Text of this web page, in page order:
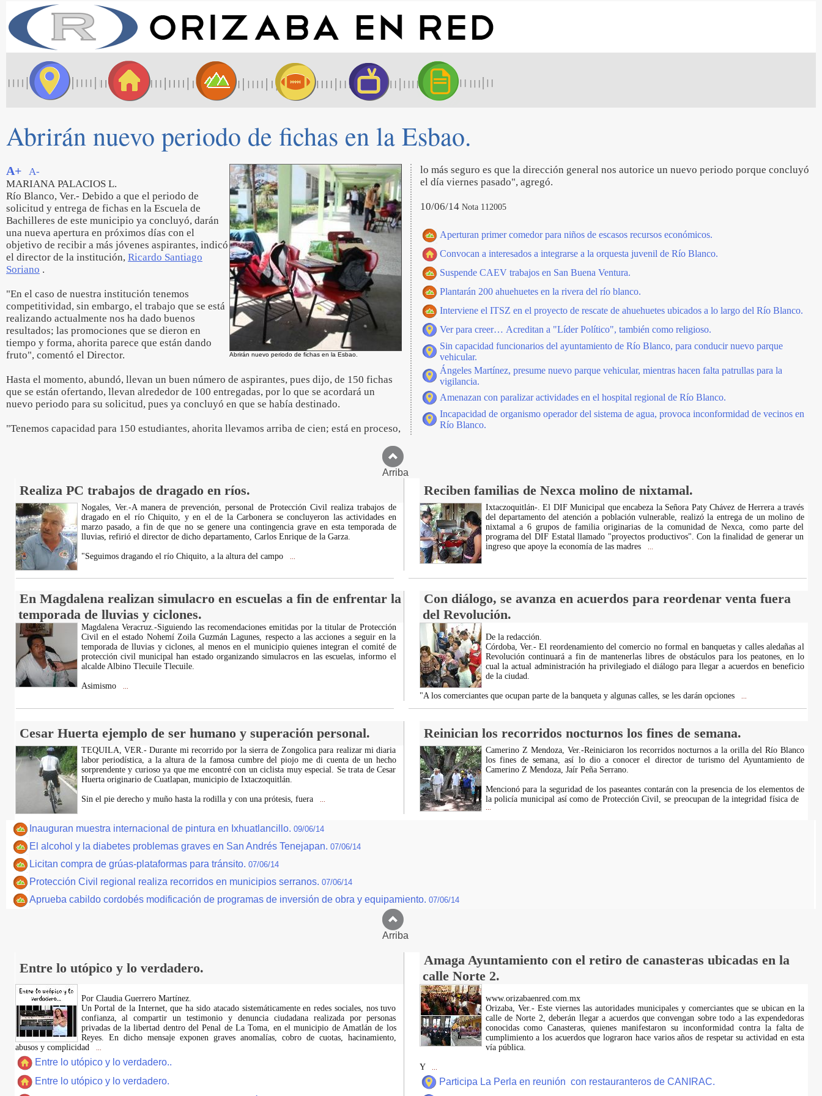
Abrirán nuevo periodo de fichas en la Esbao.
Abrirán nuevo periodo de fichas en la Esbao.
A+
A-
MARIANA PALACIOS L.
Río Blanco, Ver.- Debido a que el periodo de
solicitud y entrega de fichas en la Escuela de
Bachilleres de este municipio ya concluyó, darán
una nueva apertura en próximos días con el
objetivo de recibir a más jóvenes aspirantes, indicó
el director de la institución, Ricardo Santiago
Soriano .
"En el caso de nuestra institución tenemos
competitividad, sin embargo, el trabajo que se está
realizando actualmente nos ha dado buenos
resultados; las promociones que se dieron en
tiempo y forma, ahorita parece que están dando
fruto", comentó el Director.
Hasta el momento, abundó, llevan un buen número de aspirantes, pues dijo, de 150 fichas
que se están ofertando, llevan alrededor de 100 entregadas, por lo que se acordará un
nuevo periodo para su solicitud, pues ya concluyó en que se había destinado.
"Tenemos capacidad para 150 estudiantes, ahorita llevamos arriba de cien; está en proceso,
lo más seguro es que la dirección general nos autorice un nuevo periodo porque concluyó
el día viernes pasado", agregó.
10/06/14 Nota 112005
Aperturan primer comedor para niños de escasos recursos económicos.
Convocan a interesados a integrarse a la orquesta juvenil de Río Blanco.
Suspende CAEV trabajos en San Buena Ventura.
Plantarán 200 ahuehuetes en la rivera del río blanco.
Interviene el ITSZ en el proyecto de rescate de ahuehuetes ubicados a lo largo del Río Blanco.
Ver para creer… Acreditan a "Líder Político", también como religioso.
Sin capacidad funcionarios del ayuntamiento de Río Blanco, para conducir nuevo parque
vehicular.
Ángeles Martínez, presume nuevo parque vehicular, mientras hacen falta patrullas para la
vigilancia.
Amenazan con paralizar actividades en el hospital regional de Río Blanco.
Incapacidad de organismo operador del sistema de agua, provoca inconformidad de vecinos en
Río Blanco.
Arriba
Realiza PC trabajos de dragado en ríos. Reciben familias de Nexca molino de nixtamal.
Nogales, Ver.-A manera de prevención, personal de Protección Civil realiza trabajos de
dragado en el río Chiquito, y en el de la Carbonera se concluyeron las actividades en
marzo pasado, a fin de que no se genere una contingencia grave en esta temporada de
lluvias, refirió el director de dicho departamento, Carlos Enrique de la Garza.
"Seguimos dragando el río Chiquito, a la altura del campo
Ixtaczoquitlán-. El DIF Municipal que encabeza la Señora Paty Chávez de Herrera a través
del departamento del atención a población vulnerable, realizó la entrega de un molino de
nixtamal a 6 grupos de familia originarias de la comunidad de Nexca, como parte del
programa del DIF Estatal llamado "proyectos productivos". Con la finalidad de generar un
ingreso que apoye la economía de las madres
En Magdalena realizan simulacro en escuelas a fin de enfrentar la
temporada de lluvias y ciclones.
Con diálogo, se avanza en acuerdos para reordenar venta fuera
del Revolución.
Magdalena Veracruz.-Siguiendo las recomendaciones emitidas por la titular de Protección
Civil en el estado Nohemí Zoila Guzmán Lagunes, respecto a las acciones a seguir en la
temporada de lluvias y ciclones, al menos en el municipio quienes integran el comité de
protección civil municipal han estado organizando simulacros en las escuelas, informo el
alcalde Albino Tlecuile Tlecuile.
Asimismo
De la redacción.
Córdoba, Ver.- El reordenamiento del comercio no formal en banquetas y calles aledañas al
Revolución continuará a fin de mantenerlas libres de obstáculos para los peatones, en lo
cual la actual administración ha privilegiado el diálogo para llegar a acuerdos en beneficio
de la ciudad.
"A los comerciantes que ocupan parte de la banqueta y algunas calles, se les darán opciones
Cesar Huerta ejemplo de ser humano y superación personal. Reinician los recorridos nocturnos los fines de semana.
TEQUILA, VER.- Durante mi recorrido por la sierra de Zongolica para realizar mi diaria
labor periodística, a la altura de la famosa cumbre del piojo me di cuenta de un hecho
sorprendente y curioso ya que me encontré con un ciclista muy especial. Se trata de Cesar
Huerta originario de Cuatlapan, municipio de Ixtaczoquitlán.
Sin el pie derecho y muño hasta la rodilla y con una prótesis, fuera
Camerino Z Mendoza, Ver.-Reiniciaron los recorridos nocturnos a la orilla del Río Blanco
los fines de semana, así lo dio a conocer el director de turismo del Ayuntamiento de
Camerino Z Mendoza, Jaír Peña Serrano.
Mencionó para la seguridad de los paseantes contarán con la presencia de los elementos de
la policía municipal así como de Protección Civil, se preocupan de la integridad física de
Inauguran muestra internacional de pintura en Ixhuatlancillo. 09/06/14
El alcohol y la diabetes problemas graves en San Andrés Tenejapan. 07/06/14
Licitan compra de grúas-plataformas para tránsito. 07/06/14
Protección Civil regional realiza recorridos en municipios serranos. 07/06/14
Aprueba cabildo cordobés modificación de programas de inversión de obra y equipamiento. 07/06/14
Arriba
Entre lo utópico y lo verdadero.
Amaga Ayuntamiento con el retiro de canasteras ubicadas en la
calle Norte 2.
Por Claudia Guerrero Martínez.
​Un Portal de la Internet, que ha sido atacado sistemáticamente en redes sociales, nos tuvo
confianza, al compartir un testimonio y denuncia ciudadana realizada por personas
privadas de la libertad dentro del Penal de La Toma, en el municipio de Amatlán de los
Reyes. En dicho mensaje exponen graves anomalías, cobro de cuotas, hacinamiento,
abusos y complicidad
Entre lo utópico y lo verdadero..
Entre lo utópico y lo verdadero.
www.orizabaenred.com.mx
Orizaba, Ver.- Este viernes las autoridades municipales y comerciantes que se ubican en la
calle de Norte 2, deberán llegar a acuerdos que convengan sobre todo a las expendedoras
conocidas como Canasteras, quienes manifestaron su inconformidad contra la falta de
cumplimiento a los acuerdos que lograron hace varios años de respetar su actividad en esta
vía pública.
Y
Participa La Perla en reunión con restauranteros de CANIRAC.